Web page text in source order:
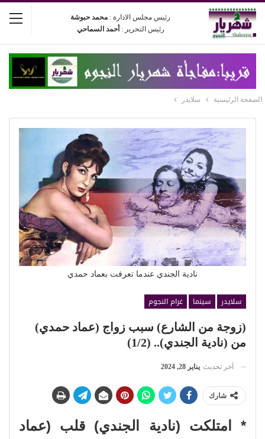
رئيس مجلس الادارة : محمد حبوشة
رئيس التحرير : أحمد السماحي
الصفحة الرئيسية سلايدر
نادية الجندي عندما تعرفت بعماد حمدي
سلايدر سينما
غرام النجوم
(زوجة من الشارع) سبب زواج (عماد حمدي)
من (نادية الجندي).. (1/2)
آخر تحديث يناير 28, 2024
شارك
* امتلكت (نادية الجندي) قلب (عماد